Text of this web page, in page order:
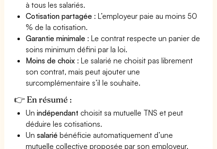
à tous les salariés.
Cotisation partagée : L’employeur paie au moins 50
% de la cotisation.
Garantie minimale : Le contrat respecte un panier de
soins minimum défini par la loi.
Moins de choix : Le salarié ne choisit pas librement
son contrat, mais peut ajouter une
surcomplémentaire s’il le souhaite.
👉 En résumé :
Unindépendant choisit sa mutuelle TNS et peut
déduire les cotisations.
Unsalarié bénéficie automatiquement d’une
mutuelle collective proposée par son employeur.